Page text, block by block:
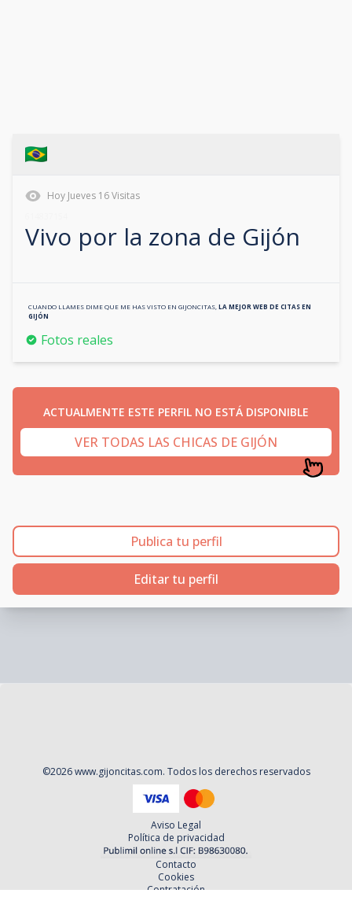
Hoy Jueves 16Visitas
Vivo por la zona de Gijón
CUANDO LLAMES DIME QUE ME HAS VISTO EN GIJONCITAS LA MEJOR WEB DE CITAS EN
GIJÓN
Fotos reales
ACTUALMENTE ESTE PERFIL NO ESTÁ DISPONIBLE
VER TODAS LAS CHICAS DE GIJÓN
Publica tu perfil
Editar tu perfil
©2026 www.gijoncitas.com. Todos los derechos reservados
Aviso Legal
Política de privacidad
Contacto
Cookies
Contratación